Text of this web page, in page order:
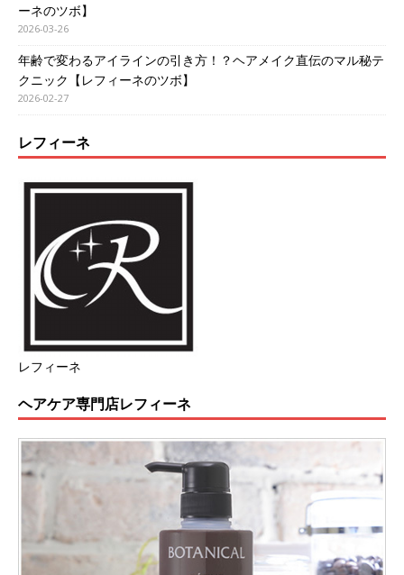
ーネのツボ】
2026-03-26
年齢で変わるアイラインの引き方！？ヘアメイク直伝のマル秘テ
クニック【レフィーネのツボ】
2026-02-27
レフィーネ
レフィーネ
ヘアケア専門店レフィーネ